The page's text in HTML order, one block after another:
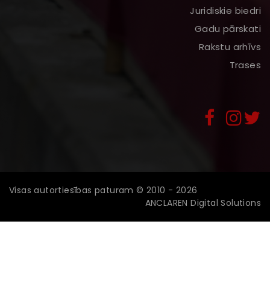
Juridiskie biedri
Gadu pārskati
Rakstu arhīvs
Trases
Visas autortiesības paturam © 2010 - 2026
ANCLAREN Digital Solutions